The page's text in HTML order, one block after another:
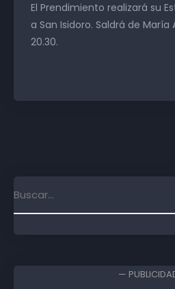
El Prendimiento realizará su
a San Isidoro. Saldrá de María
20.30.
—